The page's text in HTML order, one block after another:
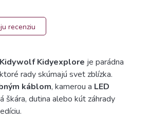
recenziu
Kidyexplore je parádna
rady skúmajú svet zblízka.
káblom, kamerou a LED
škára, dutina alebo kút záhrady